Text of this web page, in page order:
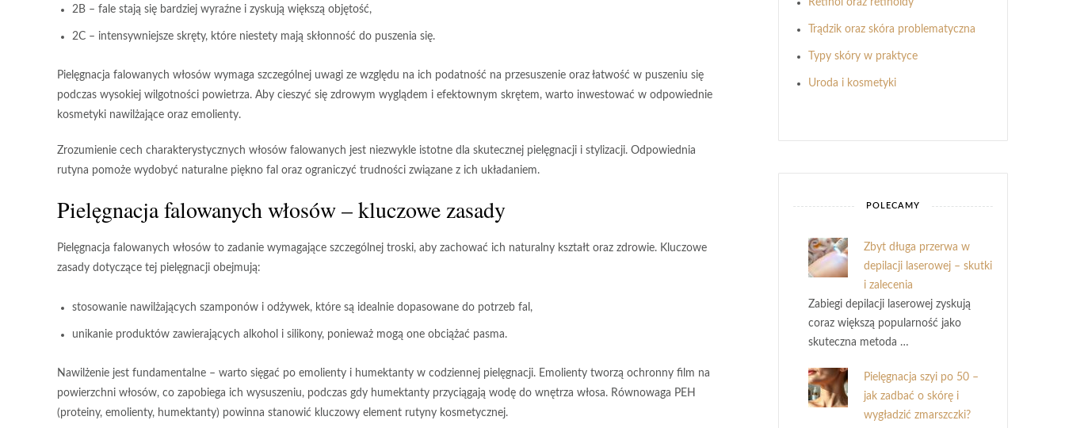
2B – fale stają się bardziej wyraźne i zyskują większą objętość,
2C – intensywniejsze skręty, które niestety mają skłonność do puszenia się.
Pielęgnacja falowanych włosów wymaga szczególnej uwagi ze względu na ich podatność na przesuszenie oraz łatwość w puszeniu się
podczas wysokiej wilgotności powietrza. Aby cieszyć się zdrowym wyglądem i efektownym skrętem, warto inwestować w odpowiednie
kosmetyki nawilżające oraz emolienty.
Zrozumienie cech charakterystycznych włosów falowanych jest niezwykle istotne dla skutecznej pielęgnacji i stylizacji. Odpowiednia
rutyna pomoże wydobyć naturalne piękno fal oraz ograniczyć trudności związane z ich układaniem.
Pielęgnacja falowanych włosów – kluczowe zasady
Pielęgnacja falowanych włosów to zadanie wymagające szczególnej troski, aby zachować ich naturalny kształt oraz zdrowie. Kluczowe
zasady dotyczące tej pielęgnacji obejmują:
stosowanie nawilżających szamponów i odżywek, które są idealnie dopasowane do potrzeb fal,
unikanie produktów zawierających alkohol i silikony, ponieważ mogą one obciążać pasma.
Nawilżenie jest fundamentalne – warto sięgać po emolienty i humektanty w codziennej pielęgnacji. Emolienty tworzą ochronny film na
powierzchni włosów, co zapobiega ich wysuszeniu, podczas gdy humektanty przyciągają wodę do wnętrza włosa. Równowaga PEH
(proteiny, emolienty, humektanty) powinna stanowić kluczowy element rutyny kosmetycznej.
Retinol oraz retinoidy
Trądzik oraz skóra problematyczna
Typy skóry w praktyce
Uroda i kosmetyki
POLECAMY
Zbyt długa przerwa w
depilacji laserowej – skutki
i zalecenia
Zabiegi depilacji laserowej zyskują
coraz większą popularność jako
skuteczna metoda …
Pielęgnacja szyi po 50 –
jak zadbać o skórę i
wygładzić zmarszczki?